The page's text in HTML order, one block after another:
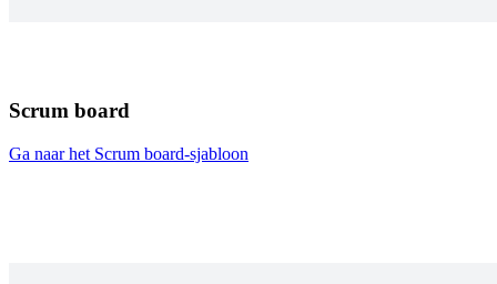
Scrum board
Ga naar het Scrum board-sjabloon